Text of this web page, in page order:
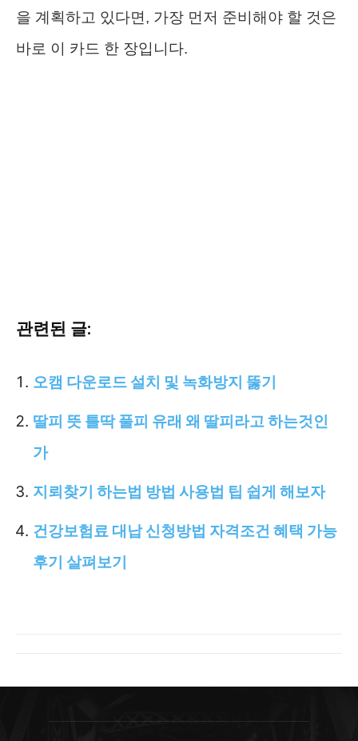
을 계획하고 있다면, 가장 먼저 준비해야 할 것은
바로 이 카드 한 장입니다.
관련된 글:
오캠 다운로드 설치 및 녹화방지 뚫기
딸피 뜻 틀딱 풀피 유래 왜 딸피라고 하는것인
가
지뢰찾기 하는법 방법 사용법 팁 쉽게 해보자
건강보험료 대납 신청방법 자격조건 혜택 가능
후기 살펴보기